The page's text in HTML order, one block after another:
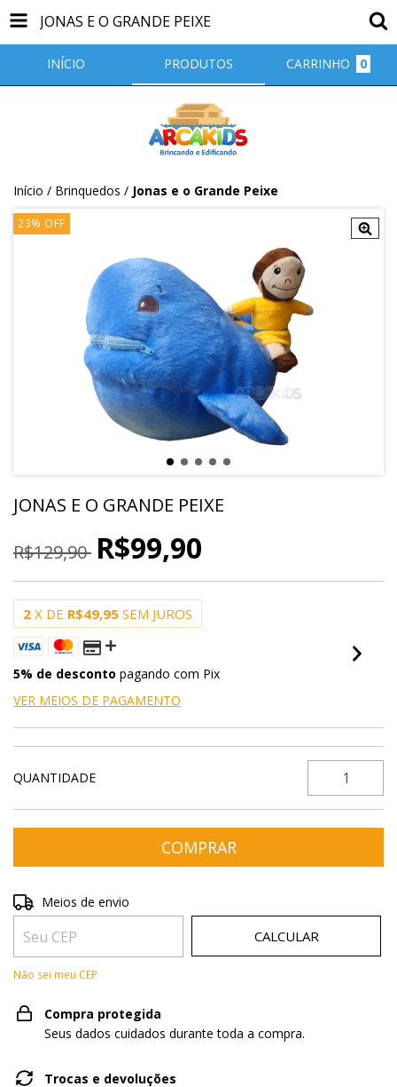
JONAS E O GRANDE PEIXE
INÍCIO PRODUTOS CARRINHO 0
Início / Brinquedos / Jonas e o Grande Peixe
23% OFF
JONAS E O GRANDE PEIXE
R$129,90 R$99,90
2 X DE R$49,95 SEM JUROS
5% de desconto pagando com Pix
VER MEIOS DE PAGAMENTO
QUANTIDADE
Entregas para o CEP:
Meios de envio
CALCULAR
Não sei meu CEP
Compra protegida
Seus dados cuidados durante toda a compra.
Trocas e devoluções